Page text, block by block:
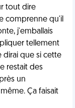
tout dire
comprenne qu'il
j'emballais
tellement
dirai que si cette
restait des
un
Ça faisait